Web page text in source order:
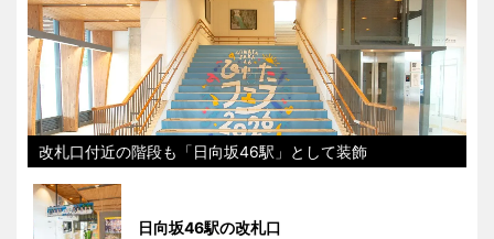
改札口付近の階段も「日向坂46駅」として装飾
日向坂46駅の改札口